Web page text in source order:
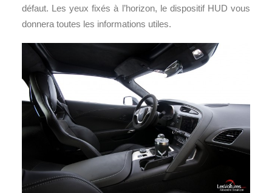
défaut. Les yeux fixés à l’horizon, le dispositif HUD vous
donnera toutes les informations utiles.